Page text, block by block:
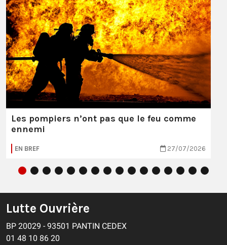
Les pompiers n’ont pas que le feu comme
ennemi
EN BREF 27/07/2026
Lutte Ouvrière
BP 20029 - 93501 PANTIN CEDEX
01 48 10 86 20